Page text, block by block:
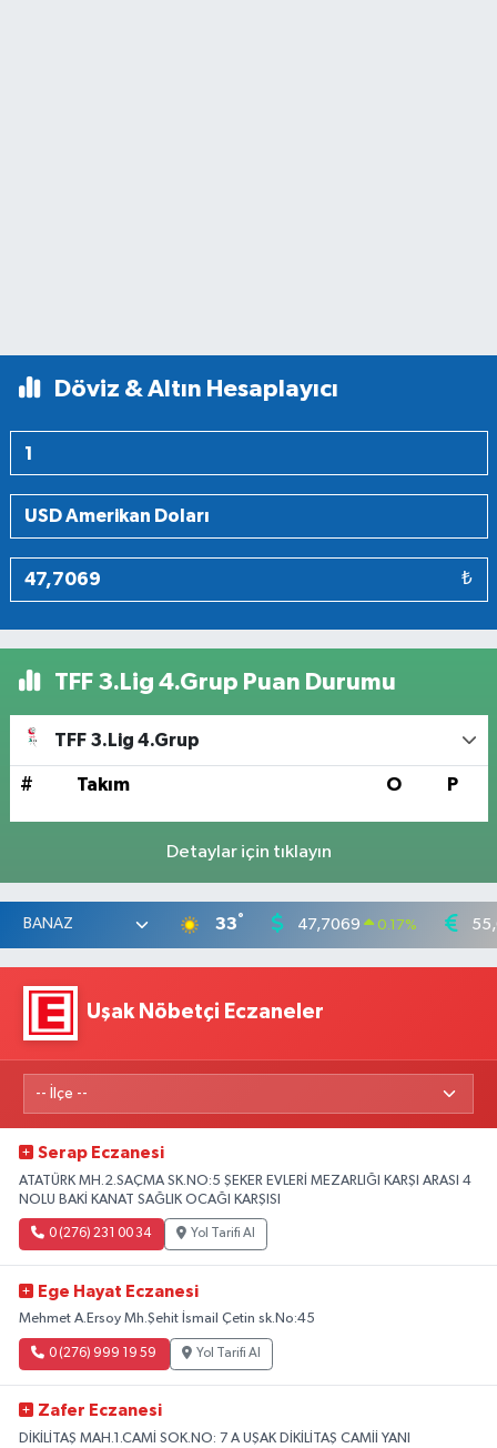
Döviz & Altın Hesaplayıcı
₺
TFF 3.Lig 4.Grup Puan Durumu
TFF 3.Lig 4.Grup
# Takım O P
Detaylar için tıklayın
33° 47,7069 0.17%
Uşak Nöbetçi Eczaneler
Serap Eczanesi
ATATÜRK MH.2.SAÇMA SK.NO:5 ŞEKER EVLERİ MEZARLIĞI KARŞI ARASI 4
NOLU BAKİ KANAT SAĞLIK OCAĞI KARŞISI
0 (276) 231 00 34 Yol Tarifi Al
Ege Hayat Eczanesi
Mehmet A.Ersoy Mh.Şehit İsmail Çetin sk.No:45
0 (276) 999 19 59 Yol Tarifi Al
Zafer Eczanesi
DİKİLİTAŞ MAH.1.CAMİ SOK.NO: 7 A UŞAK DİKİLİTAŞ CAMİİ YANI